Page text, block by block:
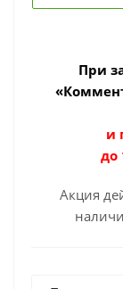
При
и
до
Акция